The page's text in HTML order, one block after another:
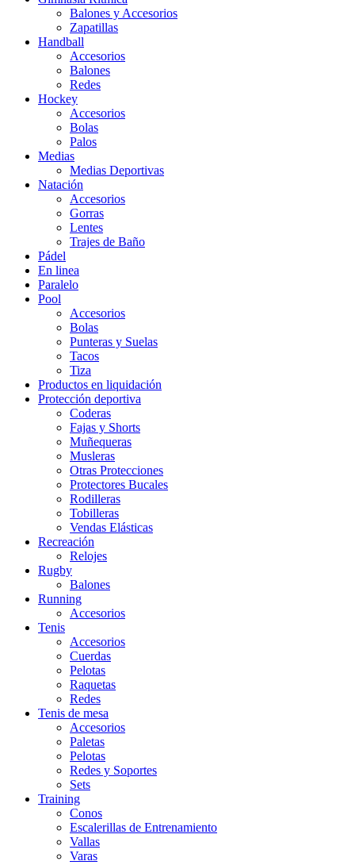
Balones y Accesorios
Zapatillas
Handball
Accesorios
Balones
Redes
Hockey
Accesorios
Bolas
Palos
Medias
Medias Deportivas
Natación
Accesorios
Gorras
Lentes
Trajes de Baño
Pádel
En linea
Paralelo
Pool
Accesorios
Bolas
Punteras y Suelas
Tacos
Tiza
Productos en liquidación
Protección deportiva
Coderas
Fajas y Shorts
Muñequeras
Musleras
Otras Protecciones
Protectores Bucales
Rodilleras
Tobilleras
Vendas Elásticas
Recreación
Relojes
Rugby
Balones
Running
Accesorios
Tenis
Accesorios
Cuerdas
Pelotas
Raquetas
Redes
Tenis de mesa
Accesorios
Paletas
Pelotas
Redes y Soportes
Sets
Training
Conos
Escalerillas de Entrenamiento
Vallas
Varas